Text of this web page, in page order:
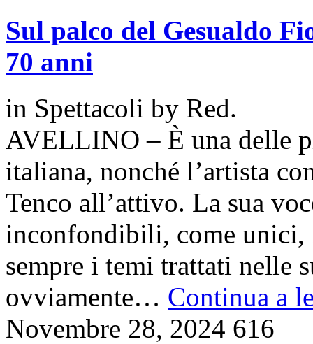
Sul palco del Gesualdo
70 anni
in Spettacoli by Red.
AVELLINO – È una delle
italiana, nonché l’artista
Tenco all’attivo. La sua
inconfondibili, come unici,
sempre i temi trattati nelle
ovviamente… Continua a
Novembre 28, 2024 616